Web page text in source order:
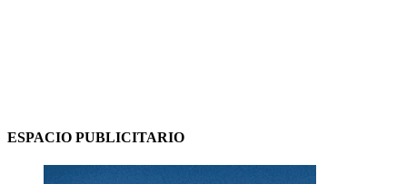
ESPACIO PUBLICITARIO